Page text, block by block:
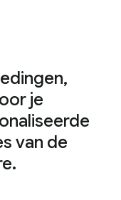
je
van de